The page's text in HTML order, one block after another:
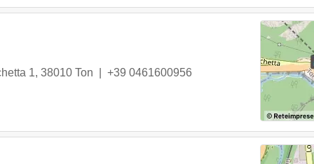
1, 38010 Ton +39 0461600956